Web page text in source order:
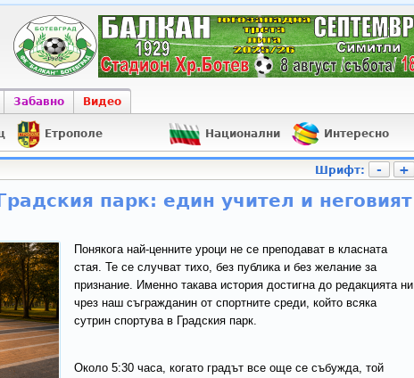
Забавно Видео
Етрополе Национални Интересно
Шрифт: - +
парк: един учител и неговият
Понякога най-ценните уроци не се преподават в класната
стая. Те се случват тихо, без публика и без желание за
признание. Именно такава история достигна до редакцията ни
чрез наш съгражданин от спортните среди, който всяка
сутрин спортува в Градския парк.
Около 5:30 часа, когато градът все още се събужда, той